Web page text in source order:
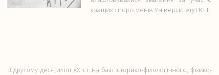
кращих спортсменів Університету і КПІ.
В другому десятилітті ХХ ст. на базі історико-філологічного, фізико-